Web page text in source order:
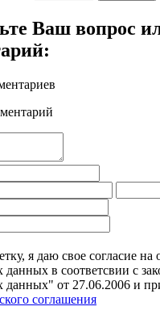
Ваш вопрос
я даю свое согласие на
данных в соответсвии с
данных" от 27.06.2006 и
соглашения